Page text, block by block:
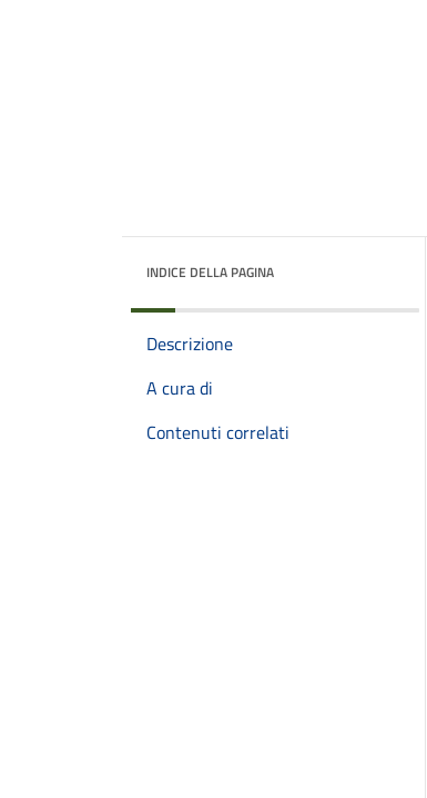
INDICE DELLA PAGINA
Descrizione
A cura di
Contenuti correlati